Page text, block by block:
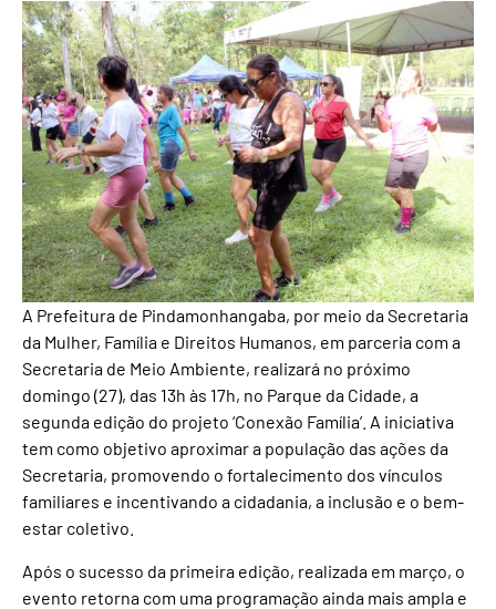
A Prefeitura de Pindamonhangaba, por meio da Secretaria
da Mulher, Família e Direitos Humanos, em parceria com a
Secretaria de Meio Ambiente, realizará no próximo
domingo (27), das 13h às 17h, no Parque da Cidade, a
segunda edição do projeto ‘Conexão Família’. A iniciativa
tem como objetivo aproximar a população das ações da
Secretaria, promovendo o fortalecimento dos vínculos
familiares e incentivando a cidadania, a inclusão e o bem-
estar coletivo.
Após o sucesso da primeira edição, realizada em março, o
evento retorna com uma programação ainda mais ampla e